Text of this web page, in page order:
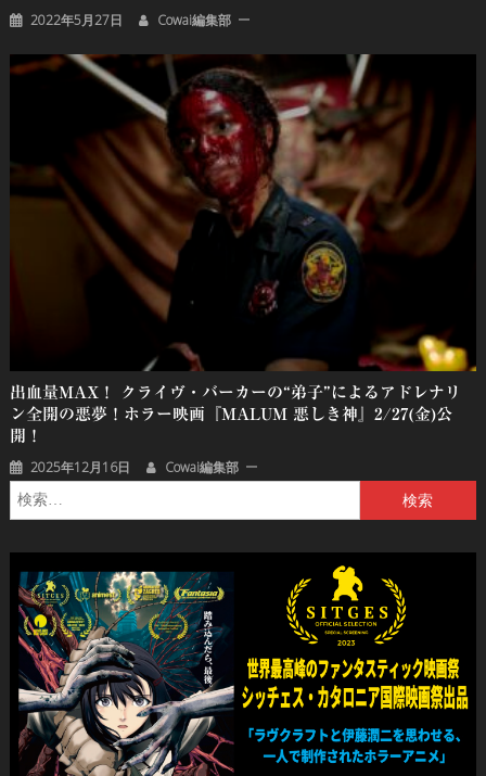
2022年5月27日 Cowai編集部
出血量MAX！ クライヴ・バーカーの“弟子”によるアドレナリ
ン全開の悪夢！ホラー映画『MALUM 悪しき神』2/27(金)公
開！
2025年12月16日 Cowai編集部
索: